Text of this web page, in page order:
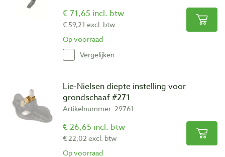
€ 71,65 incl. btw
€ 59,21 excl. btw
Op voorraad
Vergelijken
Lie-Nielsen diepte instelling voor
grondschaaf #271
Artikelnummer: 29761
€ 26,65 incl. btw
€ 22,02 excl. btw
Op voorraad